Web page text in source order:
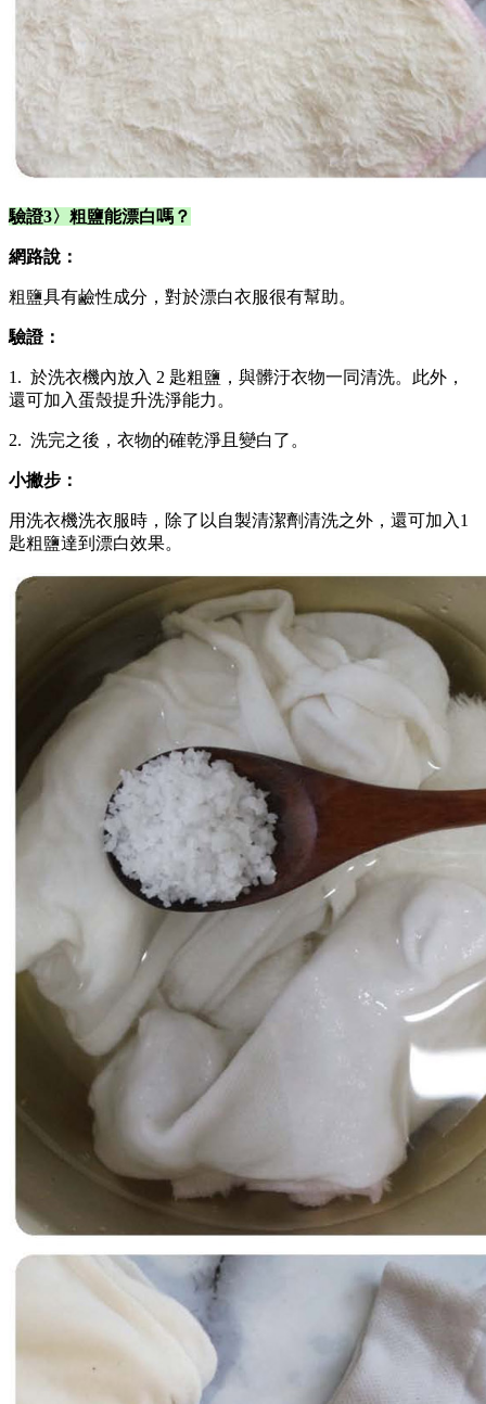
驗證3〉粗鹽能漂白嗎？
網路說：
粗鹽具有鹼性成分，對於漂白衣服很有幫助。
驗證：
1. 於洗衣機內放入 2 匙粗鹽，與髒汙衣物一同清洗。此外，
還可加入蛋殼提升洗淨能力。
2. 洗完之後，衣物的確乾淨且變白了。
小撇步：
用洗衣機洗衣服時，除了以自製清潔劑清洗之外，還可加入1
匙粗鹽達到漂白效果。